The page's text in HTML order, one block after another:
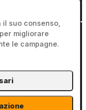
suo consenso,
migliorare
le campagne.